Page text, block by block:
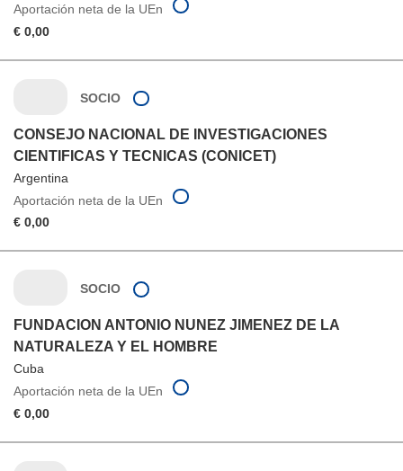
Aportación neta de la UEn
€ 0,00
SOCIO
CONSEJO NACIONAL DE INVESTIGACIONES
CIENTIFICAS Y TECNICAS (CONICET)
Argentina
Aportación neta de la UEn
€ 0,00
SOCIO
FUNDACION ANTONIO NUNEZ JIMENEZ DE LA
NATURALEZA Y EL HOMBRE
Cuba
Aportación neta de la UEn
€ 0,00